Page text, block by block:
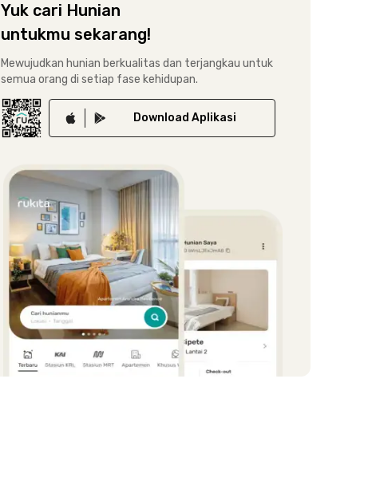
Yuk cari Hunian
untukmu sekarang!
Mewujudkan hunian berkualitas dan terjangkau untuk
semua orang di setiap fase kehidupan.
Download Aplikasi